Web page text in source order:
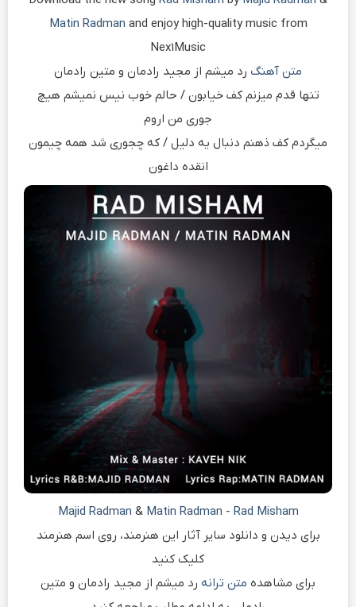
Matin Radman and enjoy high-quality music from
Nex1Music
متن آهنگ رد میشم از مجید رادمان و متین رادمان
تنها قدم میزنم کف خیابون / حالم خوب نیس نمیشم هیچ
جوری من اروم
میگردم کف ذهنم دنبال یه دلیل / که چجوری شد همه چیمون
انقده داغون
Majid Radman & Matin Radman - Rad Misham
برای دیدن و دانلود سایر آثار این هنرمند، روی اسم هنرمند
کلیک کنید
برای مشاهده متن ترانه رد میشم از مجید رادمان و متین